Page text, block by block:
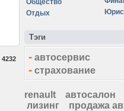
4232
Общество
Отдых
Тэги
- автосервис
- страхование
renault автосалон
лизинг
продажа